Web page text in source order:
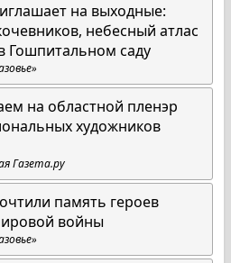
на выходные:
небесный атлас
Гошпитальном саду
на областной пленэр
художников
Газета.ру
память героев
войны